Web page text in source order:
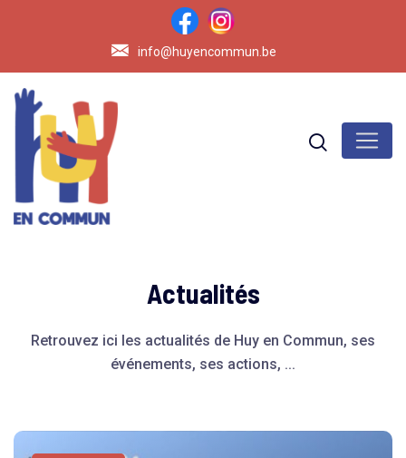
info@huyencommun.be
Actualités
Retrouvez ici les actualités de Huy en Commun, ses
événements, ses actions, ...